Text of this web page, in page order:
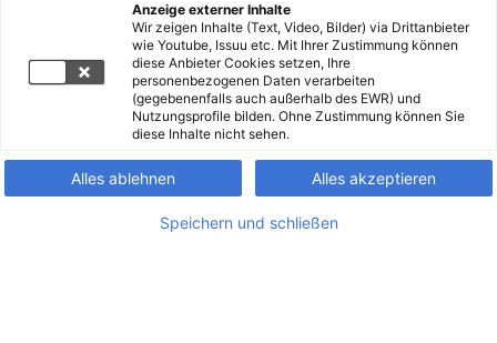
Anzeige externer Inhalte
Wir zeigen Inhalte (Text, Video, Bilder) via Drittanbieter
wie Youtube, Issuu etc. Mit Ihrer Zustimmung können
diese Anbieter Cookies setzen, Ihre
personenbezogenen Daten verarbeiten
(gegebenenfalls auch außerhalb des EWR) und
Nutzungsprofile bilden. Ohne Zustimmung können Sie
diese Inhalte nicht sehen.
Alles ablehnen Alles akzeptieren
Speichern und schließen